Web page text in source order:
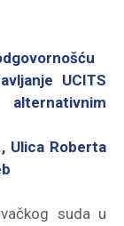
UCITS
Ulica Roberta
suda u